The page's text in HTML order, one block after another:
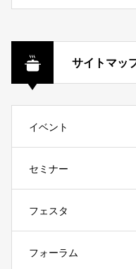
サイトマッ
イベント
セミナー
フェスタ
フォーラム